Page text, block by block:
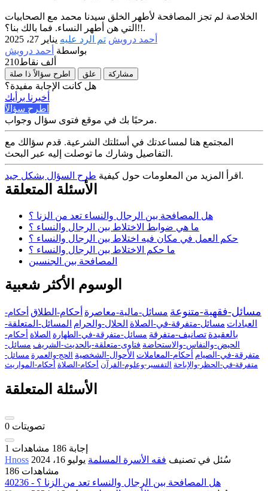
الخلاصة لم تجز المصافحة لأطهر الخلق سيدنا محمد مع الصحابيات
التي هن أطهر النساء. فما بالك بنا؟!!.
أحمد درويش تم الرد عليه يناير 27، 2025
بواسطة أحمد درويش
210ألف نقاط
اطرح سؤالاً ذا صلة علق مشاركة
هل كانت الإجابة مفيدة؟
أخبرنا برأيك
اطرح سؤالاً
مرحبًا بك في موقع فتوى سؤال وجواب.
المجتمع هنا لمساعدتك في أسئلتك الشرعية. قدم سؤالك مع
التفاصيل وشارك ما توصلت إليه عبر البحث.
اقرأ المزيد من المعلومات حول كيفية طرح السؤال بشكل جيد .
الأسئلة المتعلقة
هل المصافحة بين الرجال والنساء تعد من الزنا ؟
ما هي ضوابط الاختلاط بين الرجال والنساء ؟
حكم العمل في مكان فيه اختلاط بين الرجال والنساء ؟
ما حكم الاختلاط بين الرجال والنساء ؟
المصافحة بين الجنسين
الوسوم الأكثر شعبية
مسائل-فقهية-متنوعة مسائل-مالية-معاصرة أحكام-الطلاق أحكام-
العبادات مسائل-متفرقة-في-الصلاة الحلال-والحرام المسائل-المتعلقة-
بالعقيدة تصانيف-متفرقة مسائل-متفرقة-في-الطهارة الصلاة أحكام-
الحيض-والنفاس-والاستحاضة فتاوى-متعلقة-بالحديث-الشريف مسائل-
متفرقة-في-الصيام أحكام-المعاملات الأحوال-الشخصية الحج-والعمرة مسائل-
متفرقة-في-الحظر-والإباحة التفسير-وعلوم-القرآن أحكام-الصلاة أحكام-المواريث
الأسئلة المتعلقة
0 تصويتات
1 إجابة 186 مشاهدات
Hnoss
سُئل في تصنيف فقه الأسرة المسلمة يوليو 16، 2024
186 مشاهدات
40236 - هل المصافحة بين الرجال والنساء تعد من الزنا ؟